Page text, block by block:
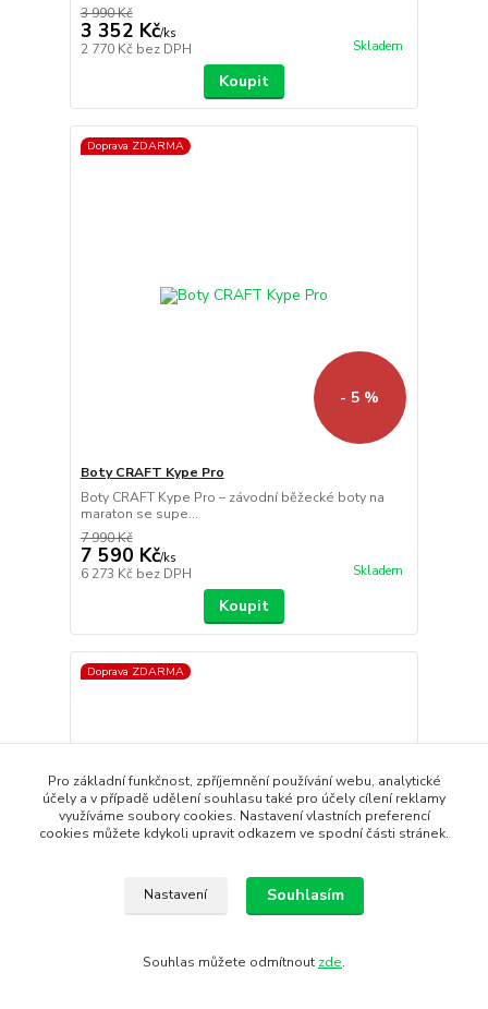
3 990 Kč
3 352 Kč/ks
2 770 Kč bez DPH Skladem
Koupit
Doprava ZDARMA
- 5 %
Boty CRAFT Kype Pro
Boty CRAFT Kype Pro – závodní běžecké boty na
maraton se supe...
7 990 Kč
7 590 Kč/ks
6 273 Kč bez DPH Skladem
Koupit
Doprava ZDARMA
Pro základní funkčnost, zpříjemnění používání webu, analytické
účely a v případě udělení souhlasu také pro účely cílení reklamy
využíváme soubory cookies. Nastavení vlastních preferencí
cookies můžete kdykoli upravit odkazem ve spodní části stránek.
Nastavení Souhlasím
Souhlas můžete odmítnout zde.